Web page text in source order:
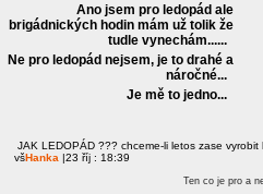
Ano jsem pro ledopád ale
brigádnických hodin mám už tolik že
tudle vynechám......
Ne pro ledopád nejsem, je to drahé a
náročné...
Je mě to jedno...
JAK LEDOPÁD ??? chceme-li letos zase
všHanka |23 říj : 18:39
Ten co je pro a